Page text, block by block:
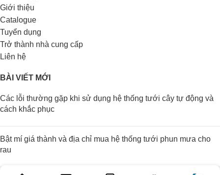
Giới thiệu
Catalogue
Tuyển dụng
Trở thành nhà cung cấp
Liên hệ
BÀI VIẾT MỚI
Các lỗi thường gặp khi sử dụng hệ thống tưới cây tự động và
cách khắc phục
Bật mí giá thành và địa chỉ mua hệ thống tưới phun mưa cho
rau